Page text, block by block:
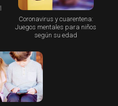
Coronavirus y cuarentena:
Juegos mentales para niños
según su edad